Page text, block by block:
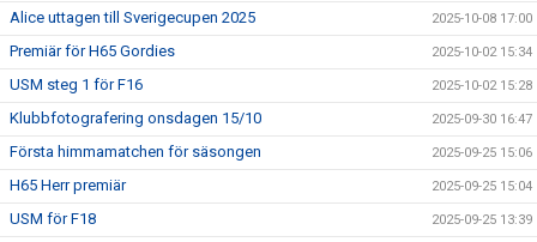
Alice uttagen till Sverigecupen 2025 2025-10-08 17:00
Premiär för H65 Gordies 2025-10-02 15:34
USM steg 1 för F16 2025-10-02 15:28
Klubbfotografering onsdagen 15/10 2025-09-30 16:47
Första himmamatchen för säsongen 2025-09-25 15:06
H65 Herr premiär 2025-09-25 15:04
USM för F18 2025-09-25 13:39